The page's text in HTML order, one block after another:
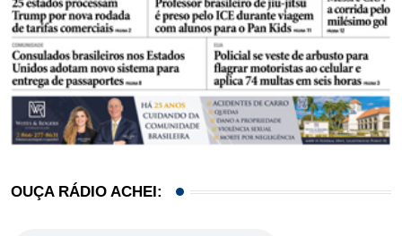
OUÇA RÁDIO ACHEI: